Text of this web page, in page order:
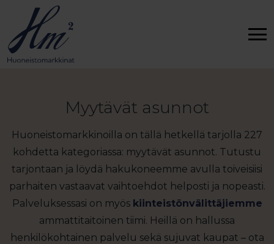
Myytävät asunnot
Huoneistomarkkinoilla on tällä hetkellä tarjolla 227
kohdetta kategoriassa: myytävät asunnot. Tutustu
tarjontaan ja löydä hakukoneemme avulla toiveisiisi
parhaiten vastaavat vaihtoehdot helposti ja nopeasti.
Palveluksessasi on myös kiinteistönvälittäjiemme
ammattitaitoinen tiimi. Heillä on hallussa
henkilökohtainen palvelu sekä sujuvat kaupat – ota